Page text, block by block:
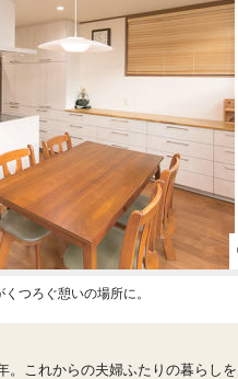
つろぐ憩いの場所に。
。これからの夫婦ふたりの暮らし